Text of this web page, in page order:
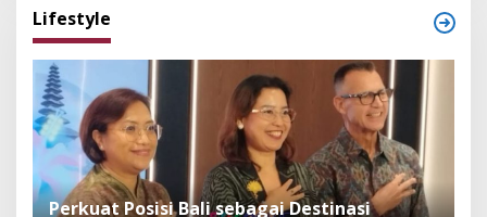
Lifestyle
Perkuat Posisi Bali sebagai Destinasi